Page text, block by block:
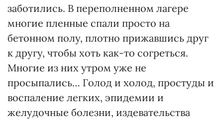
заботились. В переполненном лагере
многие пленные спали просто на
бетонном полу, плотно прижавшись друг
к другу, чтобы хоть как-то согреться.
Многие из них утром уже не
просыпались… Голод и холод, простуды и
воспаление легких, эпидемии и
желудочные болезни, издевательства